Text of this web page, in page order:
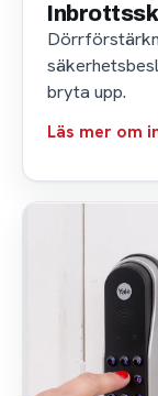
bryta upp.
Läs mer om